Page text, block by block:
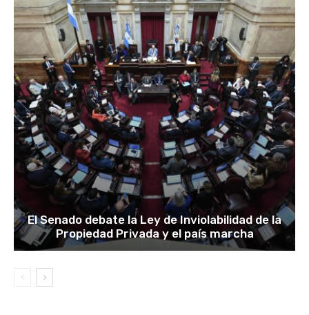
El Senado debate la Ley de Inviolabilidad de la
Propiedad Privada y el país marcha